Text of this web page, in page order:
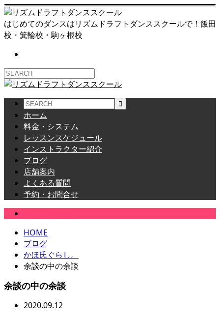
はじめてのダンスはリズムドラフトダンススクールで！飯田
校・箕輪校・駒ヶ根校
ホーム
料金・システム
レッスンスケジュール
インストラクター紹介
ブログ
店舗案内
よくある質問
予約・お問合せ
HOME
ブログ
かほ氏ぐらし。
余談の中の余談
余談の中の余談
2020.09.12